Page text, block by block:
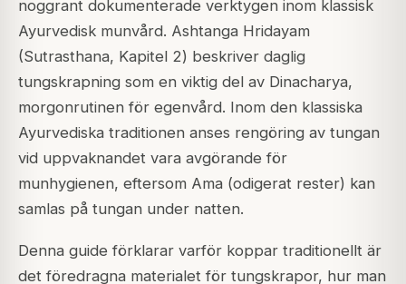
noggrant dokumenterade verktygen inom klassisk
Ayurvedisk munvård. Ashtanga Hridayam
(Sutrasthana, Kapitel 2) beskriver daglig
tungskrapning som en viktig del av Dinacharya,
morgonrutinen för egenvård. Inom den klassiska
Ayurvediska traditionen anses rengöring av tungan
vid uppvaknandet vara avgörande för
munhygienen, eftersom Ama (odigerat rester) kan
samlas på tungan under natten.
Denna guide förklarar varför koppar traditionellt är
det föredragna materialet för tungskrapor, hur man